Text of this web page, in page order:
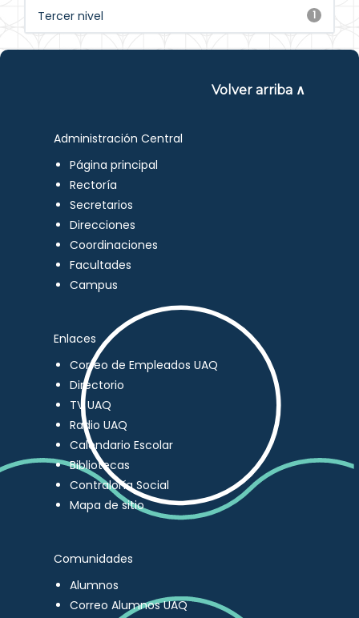
1
Tercer nivel
Volver arriba ∧
Administración Central
Página principal
Rectoría
Secretarios
Direcciones
Coordinaciones
Facultades
Campus
Enlaces
Correo de Empleados UAQ
Directorio
TV UAQ
Radio UAQ
Calendario Escolar
Bibliotecas
Contraloría Social
Mapa de sitio
Comunidades
Alumnos
Correo Alumnos UAQ